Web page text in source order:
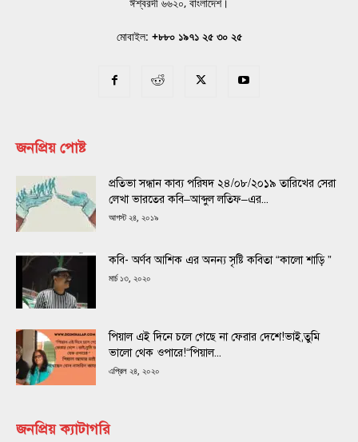
ঈশ্বরদী ৬৬২০, বাংলাদেশ।
মোবাইল: +৮৮০ ১৯৭১ ২৫ ৩০ ২৫
জনপ্রিয় পোষ্ট
প্রতিভা সন্ধান কাব্য পরিষদ ২৪/০৮/২০১৯ তারিখের সেরা
লেখা ভারতের কবি–আব্দুল লতিফ–এর...
আগস্ট ২৪, ২০১৯
কবি- অর্ণব আশিক এর অনন্য সৃষ্টি কবিতা “কালো শাড়ি ”
মার্চ ১৩, ২০২০
পিয়াল এই দিনে চলে গেছে না ফেরার দেশে!ভাই,তুমি
ভালো থেক ওপারে!“পিয়াল...
এপ্রিল ২৪, ২০২০
জনপ্রিয় ক্যাটাগরি